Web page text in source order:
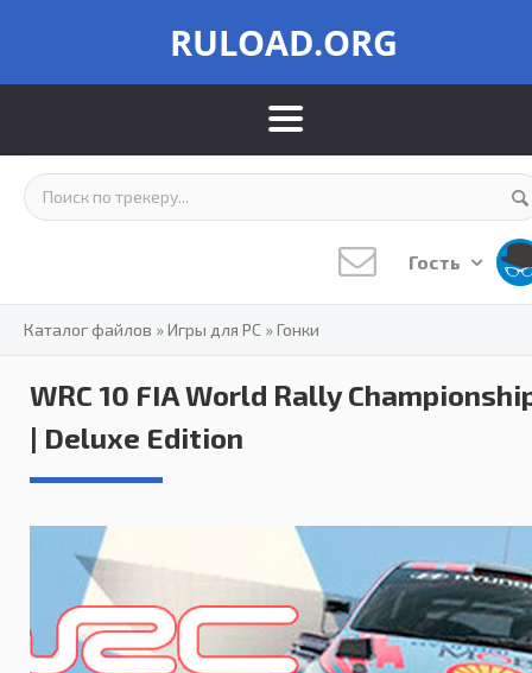
RULOAD.ORG
Гость
Каталог файлов »Игры для PC »Гонки
WRC 10 FIA World Rally
| Deluxe Edition